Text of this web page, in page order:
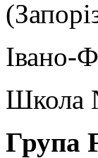
Івано-
Школа
Група